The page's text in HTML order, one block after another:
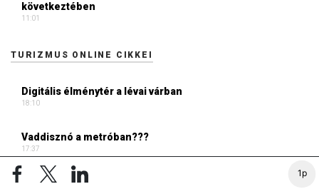
1p
következtében
11:01
TURIZMUS ONLINE CIKKEI
Digitális élménytér a lévai várban
18:10
Vaddisznó a metróban???
17:37
Átalakult a balatoni turizmus, a last minute ma már a